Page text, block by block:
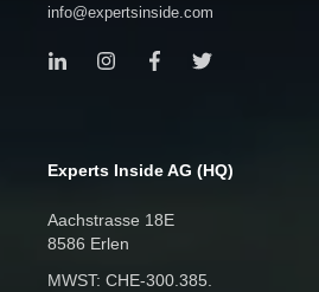
info@expertsinside.com
Experts Inside AG (HQ)
Aachstrasse 18E
8586 Erlen
MWST: CHE‑300.385.